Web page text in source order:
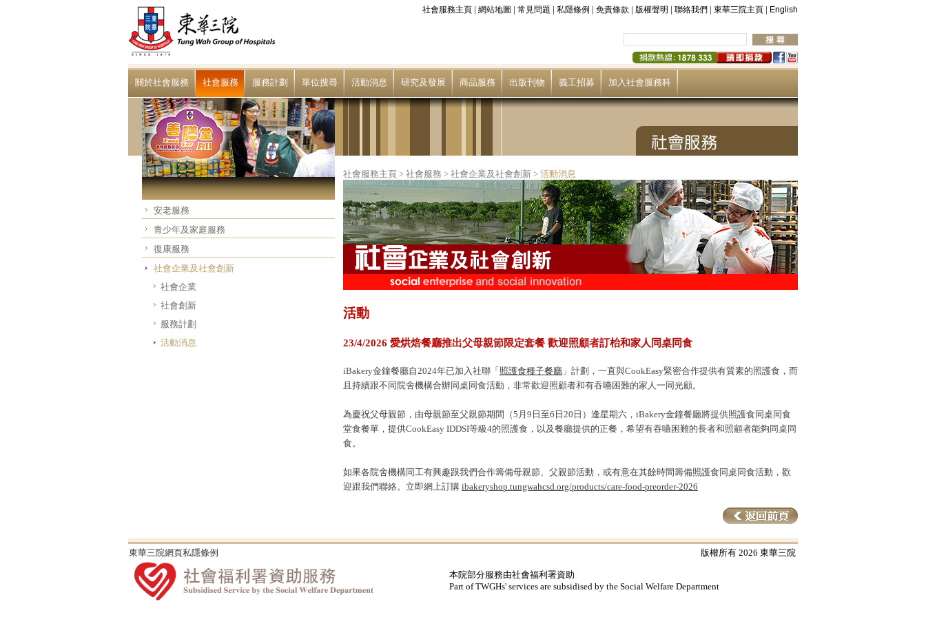
社會服務主頁 | 網站地圖 | 常見問題 | 私隱條例 | 免責條款 | 版權聲明 | 聯絡我們 | 東華三院主頁 | English
關於社會服務 社會服務 服務計劃 單位搜尋 活動消息 研究及發展 商品服務 出版刊物 義工招募 加入社會服務科
安老服務
青少年及家庭服務
復康服務
社會企業及社會創新
社會企業
社會創新
服務計劃
活動消息
社會服務主頁 > 社會服務 > 社會企業及社會創新 > 活動消息
活動
23/4/2026 愛烘焙餐廳推出父母親節限定套餐 歡迎照顧者訂枱和家人同桌同食
iBakery金鐘餐廳自2024年已加入社聯「 照護食種子餐廳 」計劃，一直與CookEasy緊密合作提供有質素的照護食，而
且持續跟不同院舍機構合辦同桌同食活動，非常歡迎照顧者和有吞嚥困難的家人一同光顧。
為慶祝父母親節，由母親節至父親節期間（5月9日至6日20日）逢星期六，iBakery金鐘餐廳將提供照護食同桌同食
堂食餐單，提供CookEasy IDDSI等級4的照護食，以及餐廳提供的正餐，希望有吞嚥困難的長者和照顧者能夠同桌同
食。
如果各院舍機構同工有興趣跟我們合作籌備母親節、父親節活動，或有意在其餘時間籌備照護食同桌同食活動，歡
迎跟我們聯絡。立即網上訂購 ibakeryshop.tungwahcsd.org/products/care-food-preorder-2026
東華三院網頁私隱條例 版權所有 2026 東華三院
本院部分服務由社會福利署資助
Part of TWGHs' services are subsidised by the Social Welfare Department